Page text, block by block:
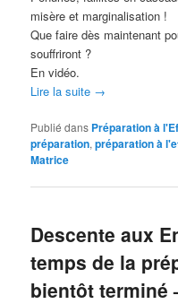
misère et marginalisation !
Que faire dès maintenant
souffriront ?
En vidéo.
Lire la suite →
Publié dans Préparation à
préparation,préparation à
Matrice
Descente aux
temps de la
bientôt terminé